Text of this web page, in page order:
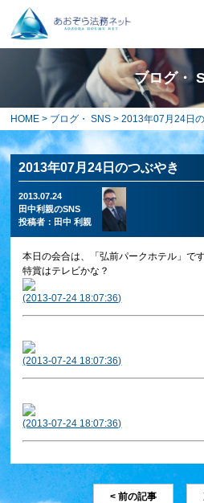
ブログ・
HOME > ブログ・ SNS > 2013年07月24日
2013年07月24日のつぶやき
2013.07.24
田中利親のSNS
投稿者： 田中 利親
本日の会合は、「弘前パークホテル」です
特賞はテレビかな？
(2013-07-24 18:07:36)
(2013-07-24 18:07:36)
(2013-07-24 18:07:36)
< 前の記事